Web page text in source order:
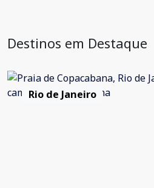
Destinos em Destaque
Rio de Janeiro